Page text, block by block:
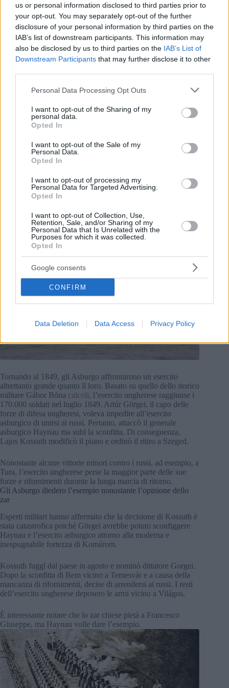
us or personal information disclosed to third parties prior to
your opt-out. You may separately opt-out of the further
disclosure of your personal information by third parties on the
IAB’s list of downstream participants. This information may
also be disclosed by us to third parties on the IAB’s List of
Downstream Participants that may further disclose it to other
Please note that this website/app uses one or more Google
not limited to your visit or usage behaviour. You may click to
grant or deny consent to Google and its third-party tags to
use your data for below specified purposes in below Google
consent section.
Personal Data Processing Opt Outs
I want to opt-out of the Sharing of my
personal data.
Opted In
I want to opt-out of the Sale of my
Personal Data.
Opted In
I want to opt-out of processing my
Personal Data for Targeted Advertising.
Opted In
I want to opt-out of Collection, Use,
Retention, Sale, and/or Sharing of my
Personal Data that Is Unrelated with the
Purposes for which it was collected.
Opted In
Google consents
CONFIRM
Data Deletion Data Access Privacy Policy
La Russia ha attaccato con 200.000 soldati
I russi sapevano che gli ungheresi avrebbero fatto tutto ciò
che era in loro potere per salvare ciò che avevano ottenuto
Alla fine del 1848, all’inizio del 1849, il generale polacco
così, Nicola decise di inviare un esercito in grado anche da
Di conseguenza, 200.000 soldati attaccarono l’Ungheria nel
Era della stessa dimensione della forza d’invasione di
BBC ha riferitoil 23 febbraio il nuovo zar”, Vladimir
Putin, ha radunato 190.000 soldati vicino ai confini
quasi il 100% di quell’esercito è già in Ucraina.
Leggi anche:
Tornando al 1849, gli Asburgo affrontarono un esercito
altrettanto grande quanto il loro. Basato su quello dello storico
militare Gábor Bóna calcoli, l’esercito ungherese raggiunse i
170.000 soldati nel luglio 1849. Artúr Görgei, il capo delle
forze di difesa ungheresi, voleva impedire all’esercito
asburgico di unirsi ai russi. Pertanto, attaccò il generale
asburgico Haynau ma subì la sconfitta. Di conseguenza,
Lajos Kossuth modificò il piano e ordinò il ritiro a Szeged.
Nonostante alcune vittorie minori contro i russi, ad esempio, a
Tura, l’esercito ungherese perse la maggior parte delle sue
forze e rifornimenti durante la lunga marcia di ritorno.
Gli Asburgo diedero l’esempio nonostante l’opinione dello
zar
Esperti militari hanno affermato che la decisione di Kossuth è
stata catastrofica poiché Görgei avrebbe potuto sconfiggere
Haynau e l’esercito asburgico attorno alla moderna e
inespugnabile fortezza di Komárom.
Kossuth fuggì dal paese in agosto e nominò dittatore Gorgei.
Dopo la sconfitta di Bem vicino a Temesvár e a causa della
mancanza di rifornimenti, decise di arrendersi ai russi. I resti
dell’esercito ungherese deposero le armi vicino a Világos.
È interessante notare che lo zar chiese pietà a Francesco
Giuseppe, ma Haynau volle dare l’esempio.